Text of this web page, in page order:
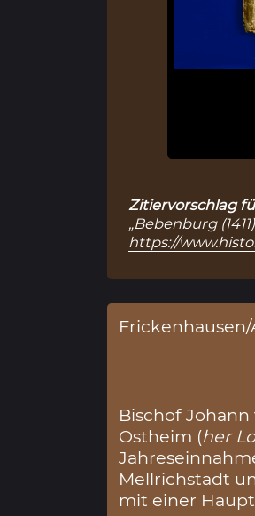
Zitiervorschlag
„Bebenburg
https://
Bischof
Ostheim (her
Mellrichstadt
mit einer